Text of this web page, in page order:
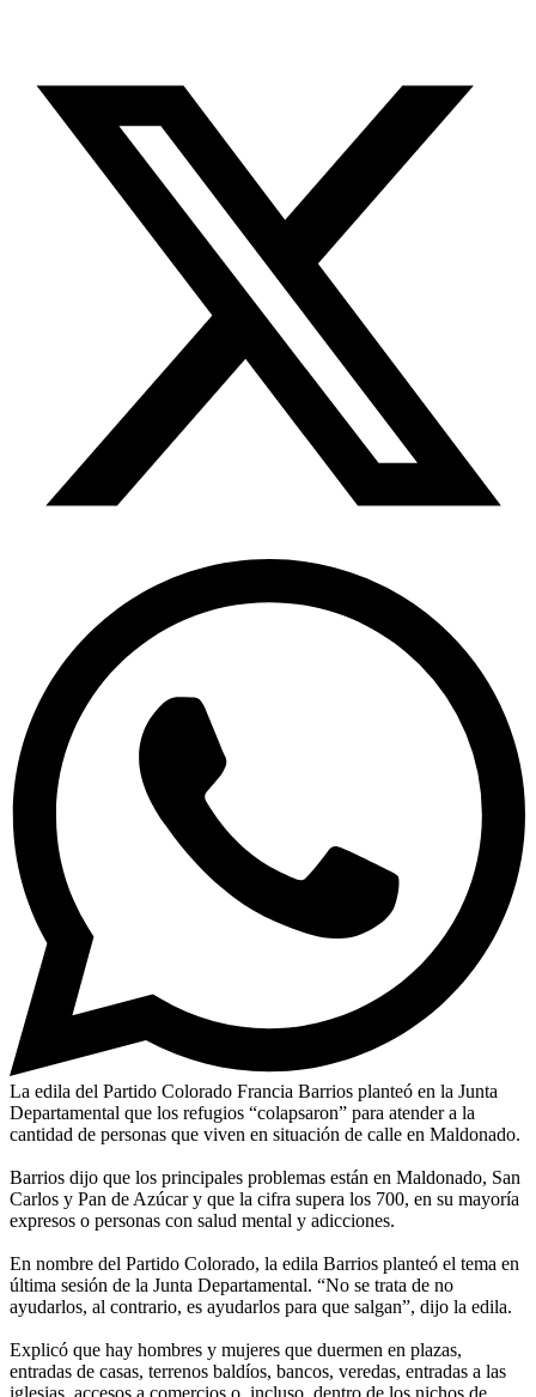
La edila del Partido Colorado Francia Barrios planteó en la Junta
Departamental que los refugios “colapsaron” para atender a la
cantidad de personas que viven en situación de calle en Maldonado.
Barrios dijo que los principales problemas están en Maldonado, San
Carlos y Pan de Azúcar y que la cifra supera los 700, en su mayoría
expresos o personas con salud mental y adicciones.
En nombre del Partido Colorado, la edila Barrios planteó el tema en
última sesión de la Junta Departamental. “No se trata de no
ayudarlos, al contrario, es ayudarlos para que salgan”, dijo la edila.
Explicó que hay hombres y mujeres que duermen en plazas,
entradas de casas, terrenos baldíos, bancos, veredas, entradas a las
iglesias, accesos a comercios o, incluso, dentro de los nichos de